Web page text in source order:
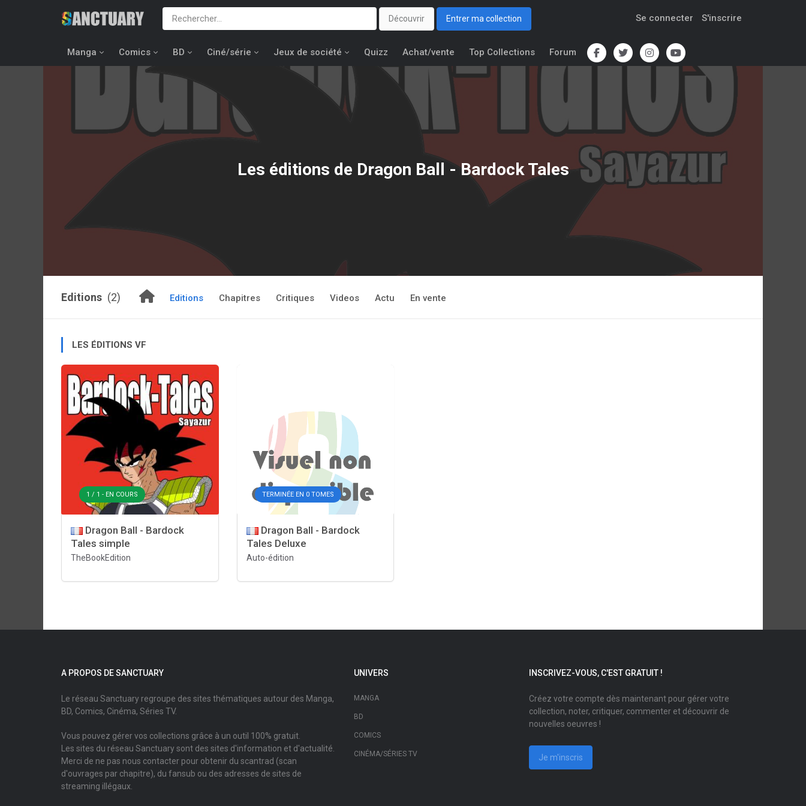
Découvrir Entrer ma collection Se connecter S'inscrire
Manga Comics BD Ciné/série Jeux de société Quizz Achat/vente Top Collections Forum
Les éditions de Dragon Ball - Bardock Tales
Editions (2) Editions Chapitres Critiques Videos Actu En vente
LES ÉDITIONS VF
1 / 1 - EN COURS
Dragon Ball - Bardock
Tales simple
TheBookEdition
TERMINÉE EN 0 TOMES
Dragon Ball - Bardock
Tales Deluxe
Auto-édition
A PROPOS DE SANCTUARY
Le réseau Sanctuary regroupe des sites thématiques autour des Manga,
BD, Comics, Cinéma, Séries TV.
Vous pouvez gérer vos collections grâce à un outil 100% gratuit.
Les sites du réseau Sanctuary sont des sites d'information et d'actualité.
Merci de ne pas nous contacter pour obtenir du scantrad (scan
d'ouvrages par chapitre), du fansub ou des adresses de sites de
streaming illégaux.
UNIVERS
MANGA
BD
COMICS
CINÉMA/SÉRIES TV
INSCRIVEZ-VOUS, C'EST GRATUIT !
Créez votre compte dès maintenant pour gérer votre
collection, noter, critiquer, commenter et découvrir de
nouvelles oeuvres !
Je m'inscris